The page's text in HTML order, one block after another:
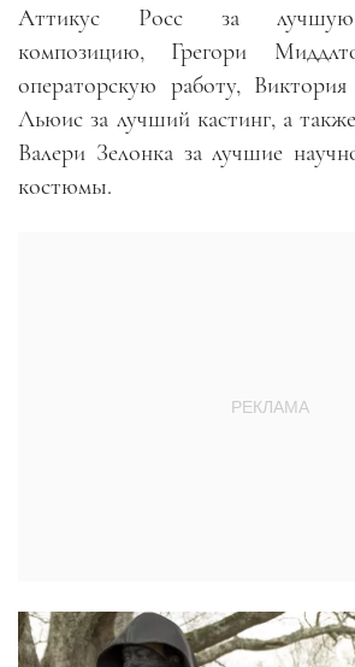
Аттикус Росс за лучшую
композицию, Грегори
операторскую работу,
Льюис за лучший кастинг, а
Валери Зелонка за лучшие
костюмы.